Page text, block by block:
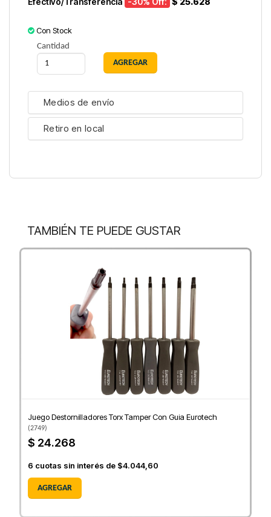
Con Stock
Cantidad
Medios de envío
Retiro en local
TAMBIÉN TE PUEDE GUSTAR
Juego Destornilladores Torx Tamper Con Guia Eurotech
(2749)
$ 24.268
6 cuotas sin interés de $4.044,60
AGREGAR